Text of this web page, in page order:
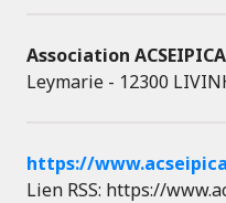
Association ACSEIPICA
Leymarie - 12300
https://
Lien RSS: https://